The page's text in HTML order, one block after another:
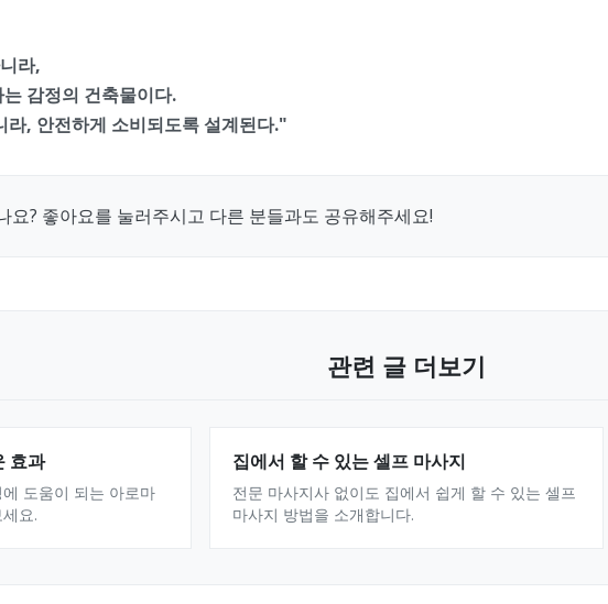
라,
감정의 건축물이다.
라, 안전하게 소비되도록 설계된다."
요? 좋아요를 눌러주시고 다른 분들과도 공유해주세요!
관련 글 더보기
효과
도움이 되는 아로마
요.
집에서 할 수 있는 셀프 마사지
전문 마사지사 없이도 집에서 쉽게 할 수 있는 셀프
마사지 방법을 소개합니다.